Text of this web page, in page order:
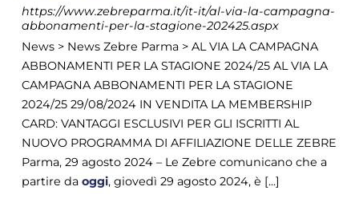
https://www.zebreparma.it/it-it/al-via-la-campagna-
abbonamenti-per-la-stagione-202425.aspx
News > News Zebre Parma > AL VIA LA CAMPAGNA
ABBONAMENTI PER LA STAGIONE 2024/25 AL VIA LA
CAMPAGNA ABBONAMENTI PER LA STAGIONE
2024/25 29/08/2024 IN VENDITA LA MEMBERSHIP
CARD: VANTAGGI ESCLUSIVI PER GLI ISCRITTI AL
NUOVO PROGRAMMA DI AFFILIAZIONE DELLE ZEBRE
Parma, 29 agosto 2024 – Le Zebre comunicano che a
partire da oggi, giovedì 29 agosto 2024, è [...]